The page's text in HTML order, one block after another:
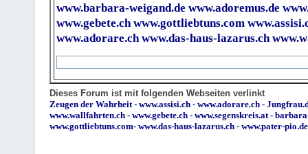
www.barbara-weigand.de www.adoremus.de
www.gebete.ch www.gottliebtuns.com
www.adorare.ch www.das-haus-lazarus.ch
Dieses Forum ist mit folgenden Webseiten verlinkt
Zeugen der Wahrheit- www.assisi.ch - www.adorare.ch -
www.wallfahrten.ch - www.gebete.ch - www.segenskreis.at-
www.gottliebtuns.com- www.das-haus-lazarus.ch - www.pater-pio.de